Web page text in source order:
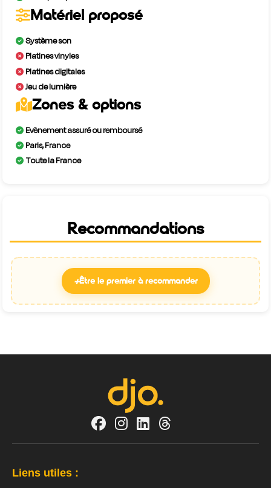
Matériel proposé
Système son
Platines vinyles
Platines digitales
Jeu de lumière
Zones & options
Evènement assuré ou remboursé
Paris, France
Toute la France
Recommandations
+Être le premier à recommander
Liens utiles :